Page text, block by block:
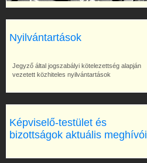
Nyilvántartások
Jegyző által jogszabályi kötelezettség alapján
vezetett közhiteles nyilvántartások
Képviselő-testület és
bizottságok aktuális meghívói